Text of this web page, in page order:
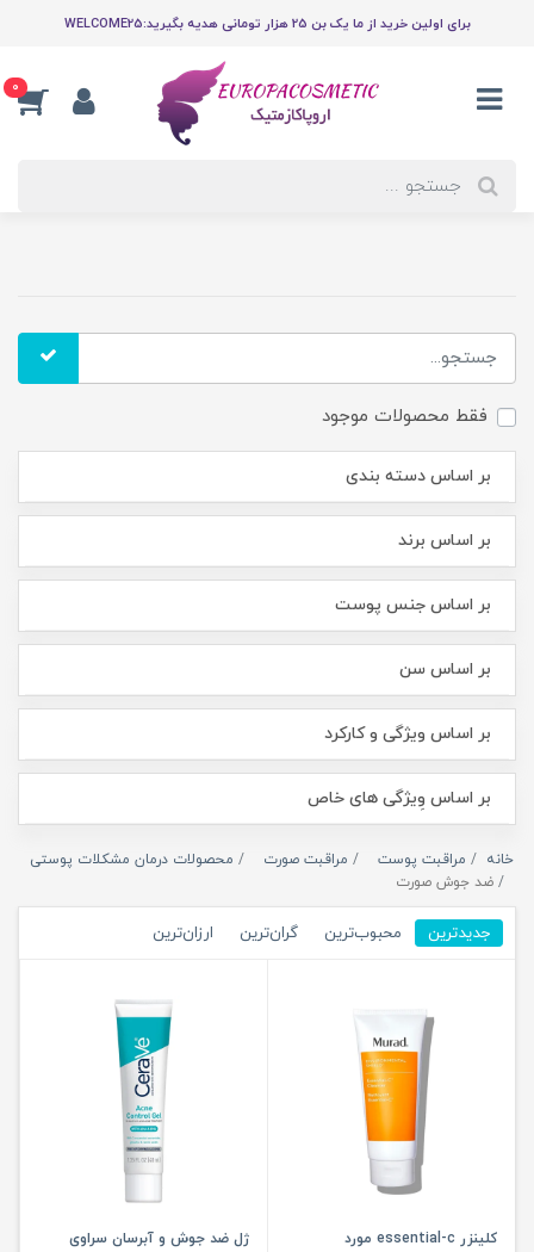
برای اولین خرید از ما یک بن 25 هزار تومانی هدیه بگیرید:WELCOME25
0
فقط محصولات موجود
بر اساس دسته بندی
بر اساس برند
بر اساس جنس پوست
بر اساس سن
بر اساس ویژگی و کارکرد
بر اساس وِیژگی های خاص
خانه مراقبت پوست مراقبت صورت
محصولات درمان مشکلات پوستی
ضد جوش صورت
جدیدترین محبوب‌ترین گران‌ترین ارزان‌ترین
کلینزر essential-c مورد
ژل ضد جوش و آبرسان سراوی